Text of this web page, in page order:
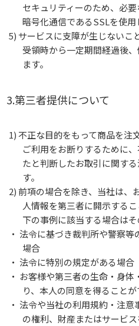
セキュリティーのため、必
暗号化通信であるSSLを使用
5) サービスに支障が生じないこ
受領時から一定期間経過後
ます。
3.第三者提供について
1) 不正な目的をもって商品を注
ご利用をお断りするために
たと判断したお取引に関す
す。
2) 前項の場合を除き、当社は、
人情報を第三者に開示する
下の事例に該当する場合はそ
・ 法令に基づき裁判所や警察
場合
・ 法令に特別の規定がある場合
・ お客様や第三者の生命・身
り、本人の同意を得ること
・ 法令や当社の利用規約・注
の権利、財産またはサービ